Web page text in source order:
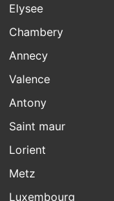
Elysee
Chambery
Annecy
Valence
Antony
Saint maur
Lorient
Metz
Luxembourg